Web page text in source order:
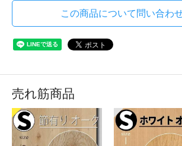
この商品について問い合わ
売れ筋商品